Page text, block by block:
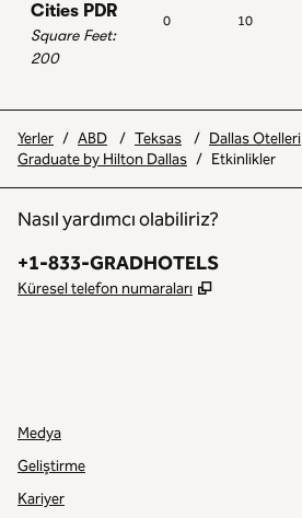
Cities PDR
Square Feet:
200
0 10
Yerler / ABD / Teksas / Dallas Otelleri
Graduate by Hilton Dallas / Etkinlikler
Nasıl yardımcı olabiliriz?
Telefon:
+1-833-GRADHOTELS
Küresel telefon numaraları ,
Medya
Geliştirme
Kariyer